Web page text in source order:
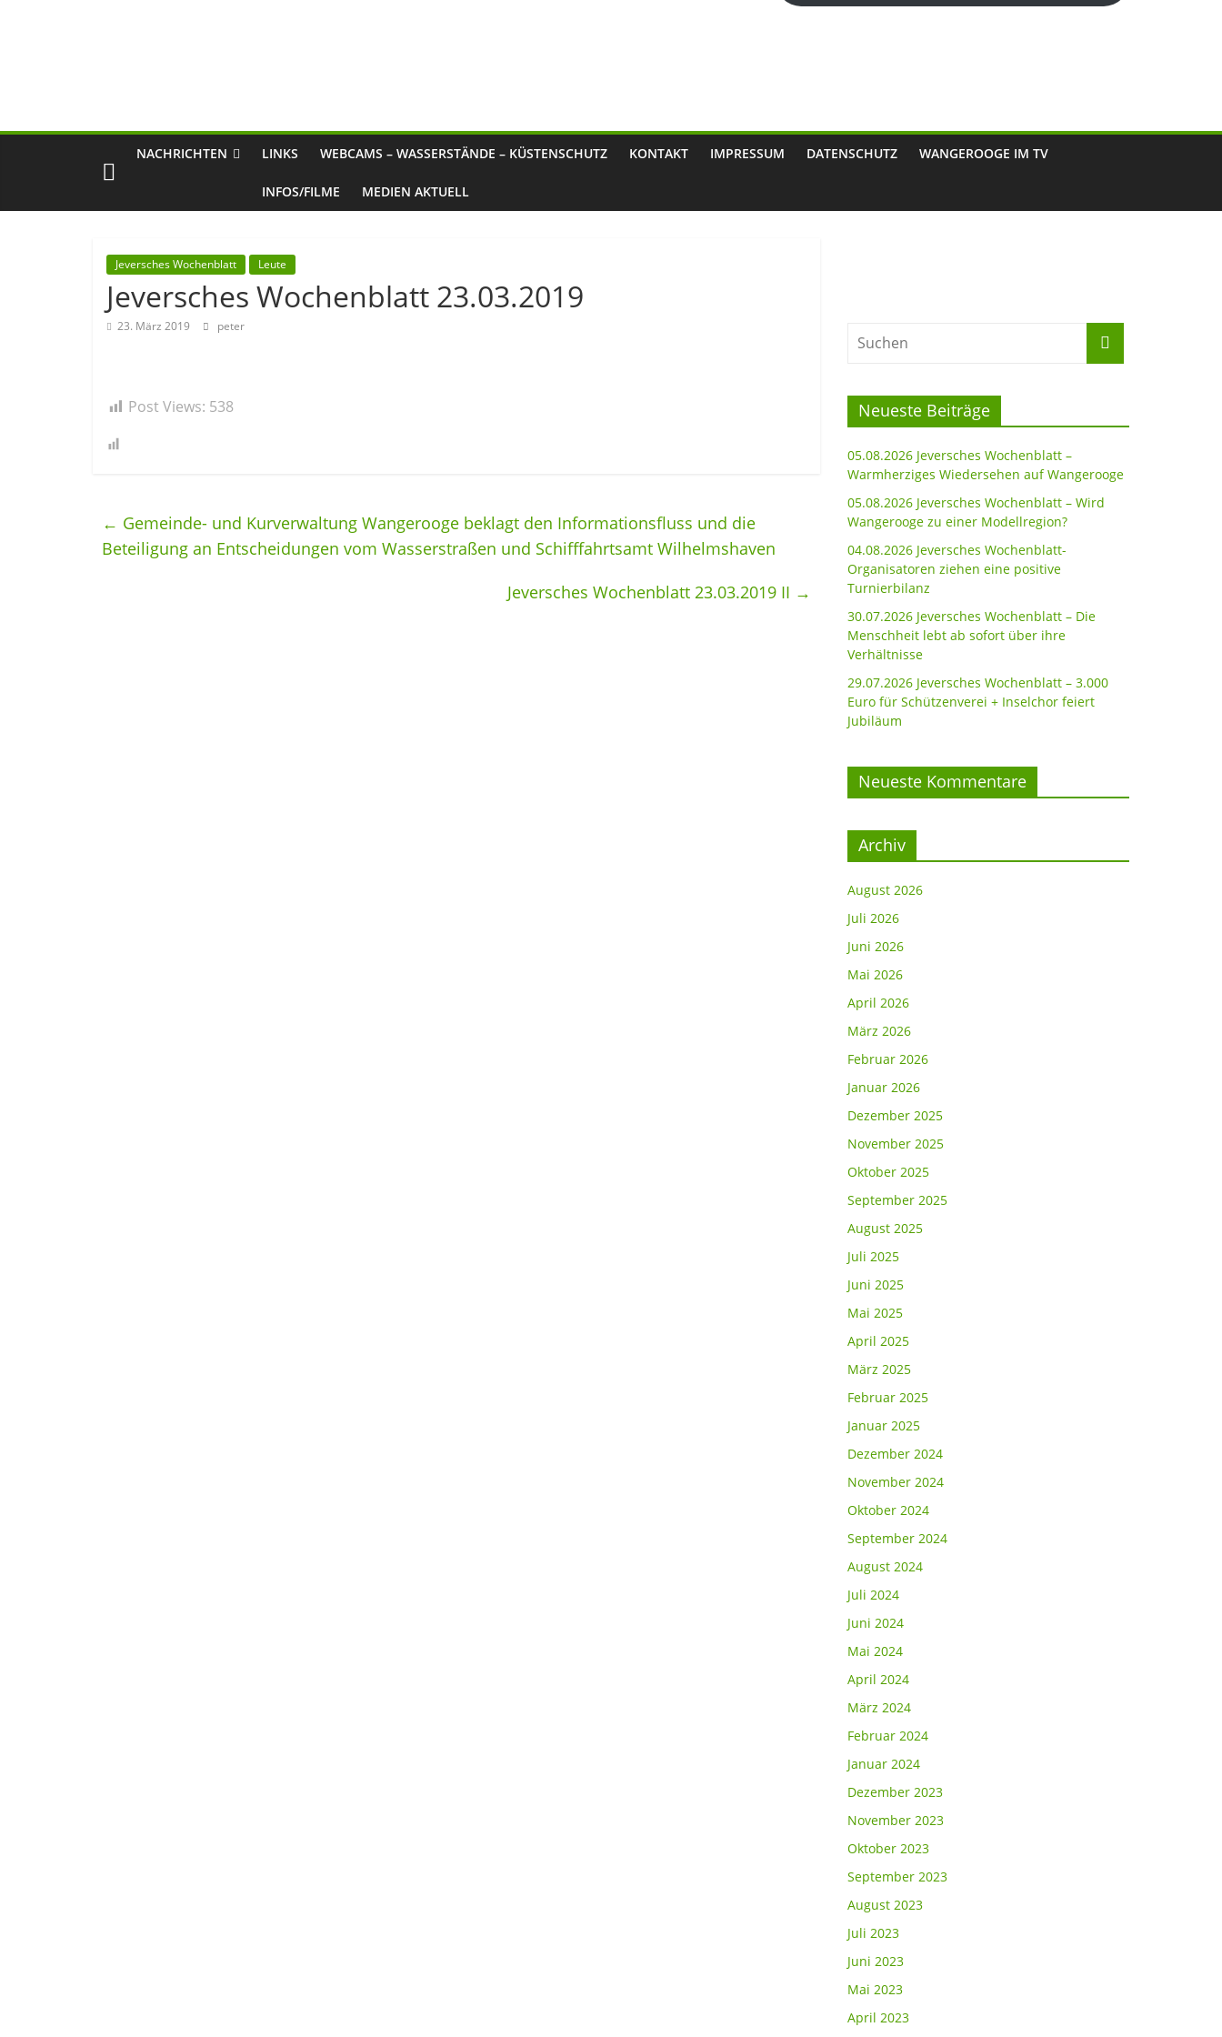
NACHRICHTEN LINKS WEBCAMS – WASSERSTÄNDE – KÜSTENSCHUTZ KONTAKT IMPRESSUM DATENSCHUTZ WANGEROOGE IM TV
INFOS/FILME MEDIEN AKTUELL
Jeversches Wochenblatt Leute
Jeversches Wochenblatt 23.03.2019
23. März 2019 peter
Post Views: 538
← Gemeinde- und Kurverwaltung Wangerooge beklagt den Informationsfluss und die
Beteiligung an Entscheidungen vom Wasserstraßen und Schifffahrtsamt Wilhelmshaven
Jeversches Wochenblatt 23.03.2019 II →
Neueste Beiträge
05.08.2026 Jeversches Wochenblatt –
Warmherziges Wiedersehen auf Wangerooge
05.08.2026 Jeversches Wochenblatt – Wird
Wangerooge zu einer Modellregion?
04.08.2026 Jeversches Wochenblatt-
Organisatoren ziehen eine positive
Turnierbilanz
30.07.2026 Jeversches Wochenblatt – Die
Menschheit lebt ab sofort über ihre
Verhältnisse
29.07.2026 Jeversches Wochenblatt – 3.000
Euro für Schützenverei + Inselchor feiert
Jubiläum
Neueste Kommentare
Archiv
August 2026
Juli 2026
Juni 2026
Mai 2026
April 2026
März 2026
Februar 2026
Januar 2026
Dezember 2025
November 2025
Oktober 2025
September 2025
August 2025
Juli 2025
Juni 2025
Mai 2025
April 2025
März 2025
Februar 2025
Januar 2025
Dezember 2024
November 2024
Oktober 2024
September 2024
August 2024
Juli 2024
Juni 2024
Mai 2024
April 2024
März 2024
Februar 2024
Januar 2024
Dezember 2023
November 2023
Oktober 2023
September 2023
August 2023
Juli 2023
Juni 2023
Mai 2023
April 2023